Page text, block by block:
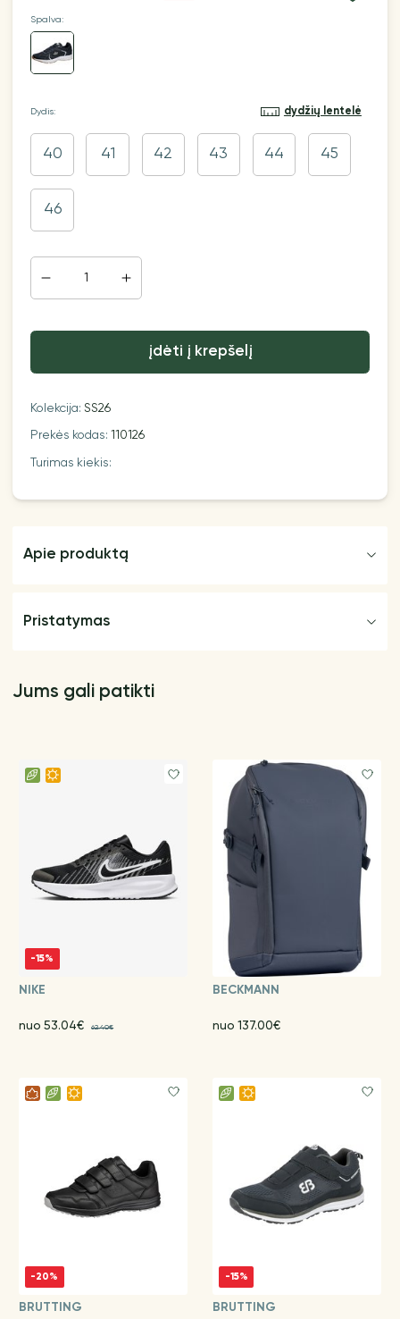
Spalva:
Dydis: dydžių lentelė
40 41 42 43 44 45
46
įdėti į krepšelį
Kolekcija:SS26
Prekės kodas:110126
Turimas kiekis:
Apie produktą
Pristatymas
Jums gali patikti
-15%
NIKE
nuo 53.04€ 62.40€
BECKMANN
nuo 137.00€
-20%
BRUTTING
-15%
BRUTTING